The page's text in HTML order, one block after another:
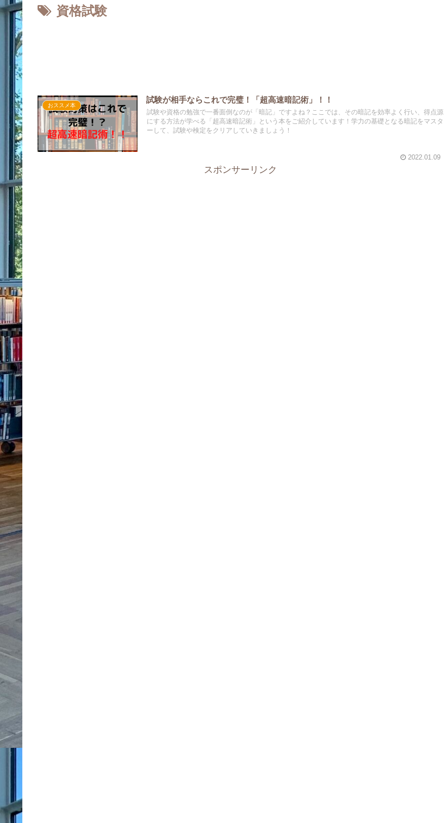
資格試験
おススメ本
試験が相手ならこれで完璧！「超高速暗記術」！！
試験や資格の勉強で一番面倒なのが「暗記」ですよね？ここでは、その暗記を効率よく行い、得点源
にする方法が学べる「超高速暗記術」という本をご紹介しています！学力の基礎となる暗記をマスタ
ーして、試験や検定をクリアしていきましょう！
2022.01.09
スポンサーリンク